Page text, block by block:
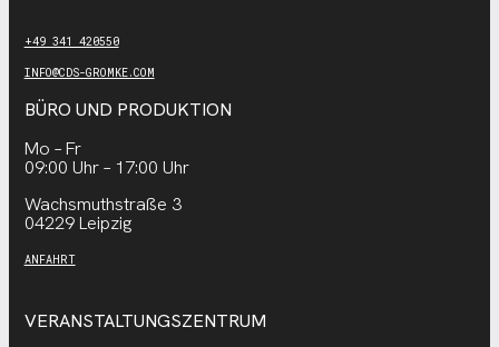
+49 341 420550
INFO@CDS-GROMKE.COM
BÜRO UND PRODUKTION
Mo – Fr
09:00 Uhr – 17:00 Uhr
Wachsmuthstraße 3
04229 Leipzig
ANFAHRT
VERANSTALTUNGSZENTRUM